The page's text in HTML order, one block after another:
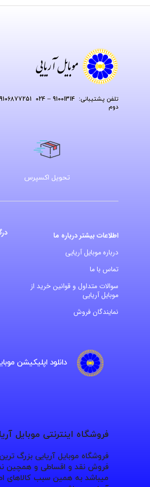
تلفن پشتیبانی: 91001314 – 024 09106877251
دوم
تحویل اکسپرس
اطلاعات بیشتر درباره ما
درباره موبایل آریایی
تماس با ما
سوالات متداول و قوانین خرید از
موبایل آریایی
نمایندگان فروش
دانلود اپلیکیشن
فروشگاه اینترنتی موبایل
فروشگاه موبایل آریایی بزرگ
فروش نقد و اقساطی و همچین
میباشد به همین سبب کالاهای